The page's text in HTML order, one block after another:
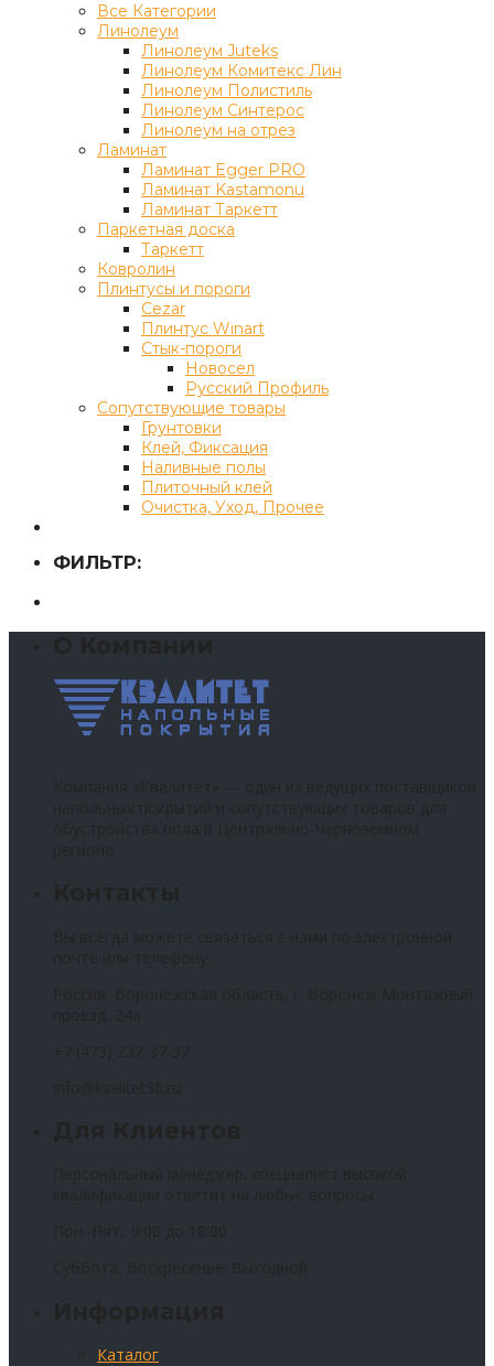
Все Категории
Линолеум
Линолеум Juteks
Линолеум Комитекс Лин
Линолеум Полистиль
Линолеум Синтерос
Линолеум на отрез
Ламинат
Ламинат Egger PRO
Ламинат Kastamonu
Ламинат Таркетт
Паркетная доска
Таркетт
Ковролин
Плинтусы и пороги
Cezar
Плинтус Winart
Стык-пороги
Новосел
Русский Профиль
Сопутствующие товары
Грунтовки
Клей, Фиксация
Наливные полы
Плиточный клей
Очистка, Уход, Прочее
ФИЛЬТР:
Каталог